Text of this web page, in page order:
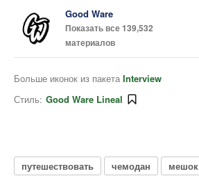
Good Ware
Показать все 139,532
материалов
Больше иконок из пакета Interview
Стиль: Good Ware Lineal
путешествовать чемодан мешок